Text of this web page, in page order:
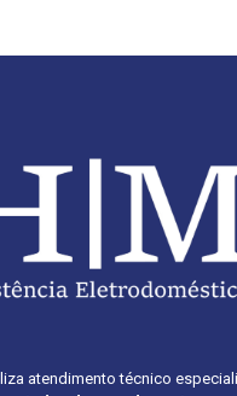
atendimento técnico